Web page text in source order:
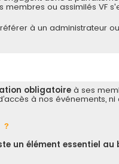
membres ou assimilés VF
à un administrateur
obligatoireà ses
à nos événements,
?
un élément essentiel